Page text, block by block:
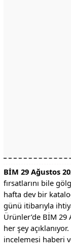
BİM 29 Ağustos
fırsatlarını bile
hafta dev bir
günü itibarıyla
Ürünler’de BİM 29
her şey
incelemesi haberi